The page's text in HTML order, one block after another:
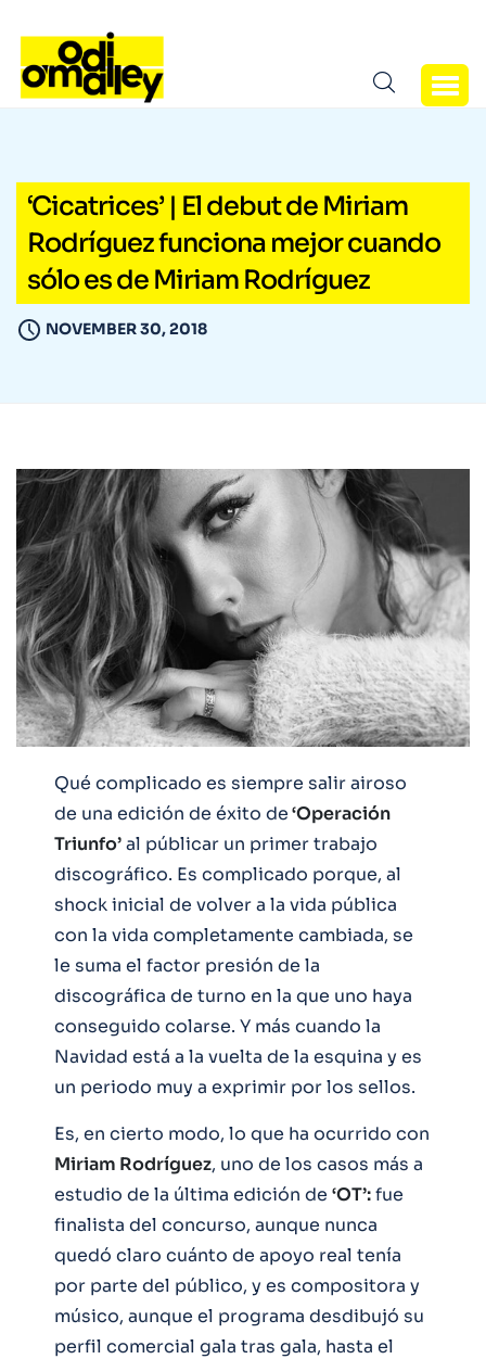
‘Cicatrices’ | El debut de Miriam
Rodríguez funciona mejor cuando
sólo es de Miriam Rodríguez
NOVEMBER 30, 2018
Qué complicado es siempre salir airoso
de una edición de éxito de‘Operación
Triunfo’al públicar un primer trabajo
discográfico. Es complicado porque, al
shock inicial de volver a la vida pública
con la vida completamente cambiada, se
le suma el factor presión de la
discográfica de turno en la que uno haya
conseguido colarse. Y más cuando la
Navidad está a la vuelta de la esquina y es
un periodo muy a exprimir por los sellos.
Es, en cierto modo, lo que ha ocurrido con
Miriam Rodríguez, uno de los casos más a
estudio de la última edición de ‘OT’:fue
finalista del concurso, aunque nunca
quedó claro cuánto de apoyo real tenía
por parte del público, y es compositora y
músico, aunque el programa desdibujó su
perfil comercial gala tras gala, hasta el